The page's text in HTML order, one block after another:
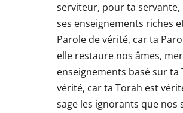
serviteur, pour ta
ses enseignements riches
Parole de vérité, car ta
elle restaure nos âmes,
enseignements basé sur ta
vérité, car ta Torah est
sage les ignorants que nos